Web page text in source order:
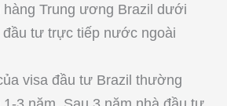
hàng Trung ương Brazil dưới
đầu tư trực tiếp nước ngoài
visa đầu tư Brazil thường